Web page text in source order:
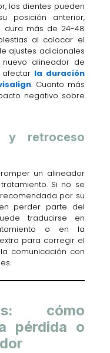
los dientes pueden
posición anterior,
dura más de 24-48
al colocar el
ajustes adicionales
alineador de
la duración
. Cuanto más
negativo sobre
y retroceso
un alineador
Si no se
por su
perder parte del
traducirse en
o en la
para corregir el
comunicación con
cómo
pérdida o